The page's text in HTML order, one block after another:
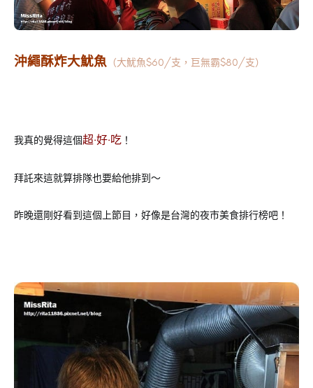
沖繩酥炸大魷魚 （大魷魚$60/支，巨無霸$80/支）
我真的覺得這個超‧好‧吃 ！
拜託來這就算排隊也要給他排到～
昨晚還剛好看到這個上節目，好像是台灣的夜市美食排行榜吧！